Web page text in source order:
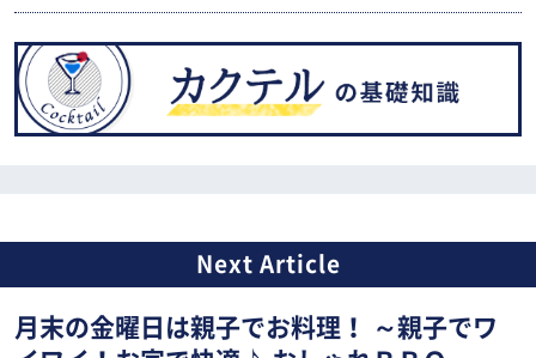
月末の金曜日は親子でお料理！ ～親子でワ